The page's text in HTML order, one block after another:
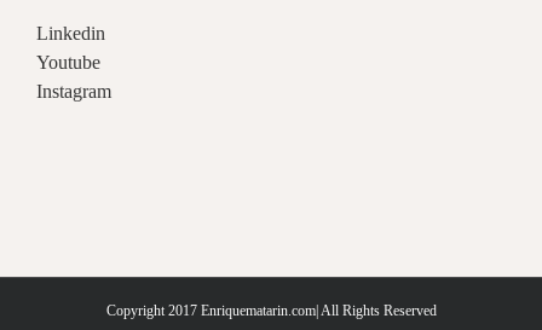
Linkedin
Youtube
Instagram
Copyright 2017 Enriquematarin.com| All Rights Reserved